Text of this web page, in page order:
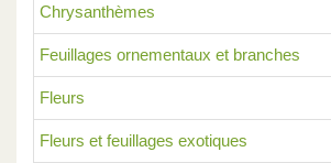
Chrysanthèmes
Feuillages ornementaux et branches
Fleurs
Fleurs et feuillages exotiques